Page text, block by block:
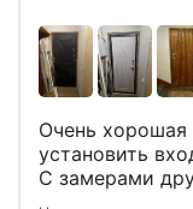
Очень хорошая
установить
С замерами
компании